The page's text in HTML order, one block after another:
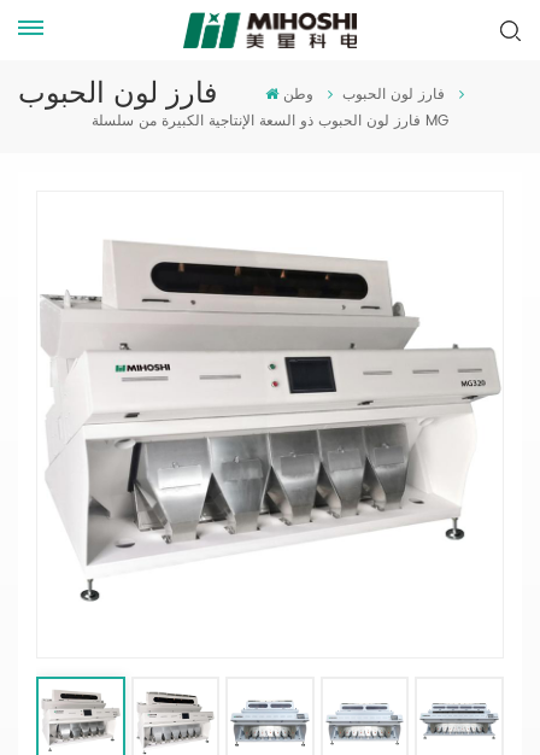
فارز لون الحبوب وطن
فارز لون الحبوب
فارز لون الحبوب ذو السعة الإنتاجية الكبيرة من سلسلة MG